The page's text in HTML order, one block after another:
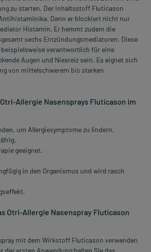
zu starten. Der Inhaltsstoff Fluticason
Denn er blockiert nicht nur
Histamin. Er hemmt zudem die
sechs Entzündungsmediatoren. Diese
verantwortlich für eine
Augen und Niesreiz sein. Es eignet sich
von mittelschwerem bis starken
Allergie Nasensprays Fluticason im
um Allergiesymptome zu lindern.
geeignet.
in den Organismus und wird rasch
Otri-Allergie Nasenspray Fluticason
mit dem Wirkstoff Fluticason verwenden
der ersten Anwendung halten Sie das